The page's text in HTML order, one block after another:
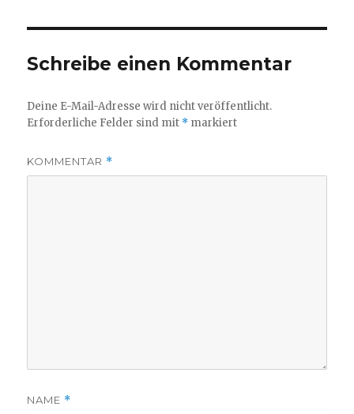
Schreibe einen Kommentar
Deine E-Mail-Adresse wird nicht veröffentlicht.
Erforderliche Felder sind mit * markiert
KOMMENTAR *
NAME *